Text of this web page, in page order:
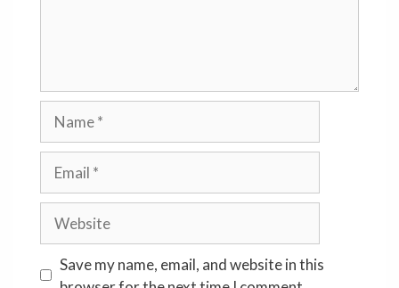
Save my name, email, and website in this